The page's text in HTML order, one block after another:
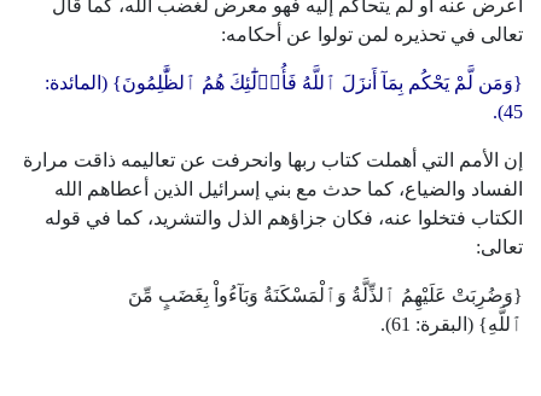
أعرض عنه أو لم يتحاكم إليه فهو معرض لغضب الله، كما قال
تعالى في تحذيره لمن تولوا عن أحكامه:
{وَمَن لَّمْ يَحْكُم بِمَآ أَنزَلَ ٱللَّهُ فَأُو۟لَٰٓئِكَ هُمُ ٱلظَّٰلِمُونَ} (المائدة:
45).
إن الأمم التي أهملت كتاب ربها وانحرفت عن تعاليمه ذاقت مرارة
الفساد والضياع، كما حدث مع بني إسرائيل الذين أعطاهم الله
الكتاب فتخلوا عنه، فكان جزاؤهم الذل والتشريد، كما في قوله
تعالى:
{وَضُرِبَتْ عَلَيْهِمُ ٱلذِّلَّةُ وَٱلْمَسْكَنَةُ وَبَآءُواْ بِغَضَبٍ مِّنَ
ٱللَّهِ} (البقرة: 61).